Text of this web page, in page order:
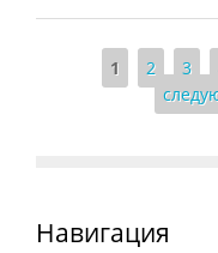
Страницы
1 2 3
Навигация